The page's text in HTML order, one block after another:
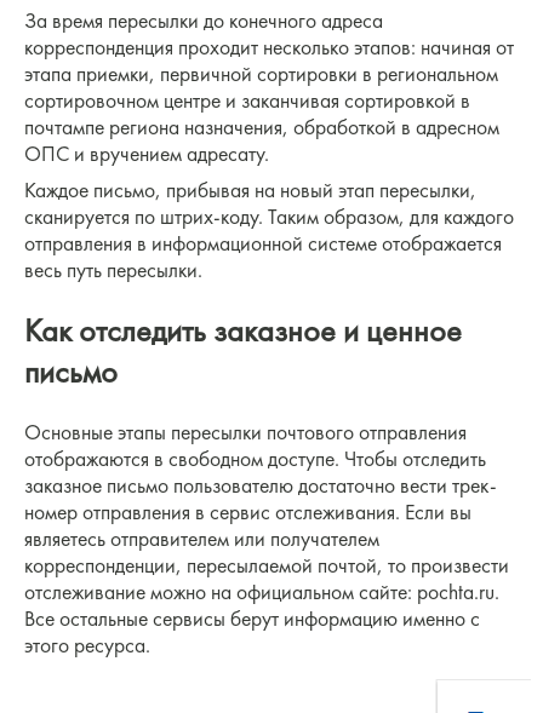
За время пересылки до конечного адреса
корреспонденция проходит несколько этапов: начиная от
этапа приемки, первичной сортировки в региональном
сортировочном центре и заканчивая сортировкой в
почтампе региона назначения, обработкой в адресном
ОПС и вручением адресату.
Каждое письмо, прибывая на новый этап пересылки,
сканируется по штрих-коду. Таким образом, для каждого
отправления в информационной системе отображается
весь путь пересылки.
Как отследить заказное и ценное
письмо
Основные этапы пересылки почтового отправления
отображаются в свободном доступе. Чтобы отследить
заказное письмо пользователю достаточно вести трек-
номер отправления в сервис отслеживания. Если вы
являетесь отправителем или получателем
корреспонденции, пересылаемой почтой, то произвести
отслеживание можно на официальном сайте: pochta.ru.
Все остальные сервисы берут информацию именно с
этого ресурса.